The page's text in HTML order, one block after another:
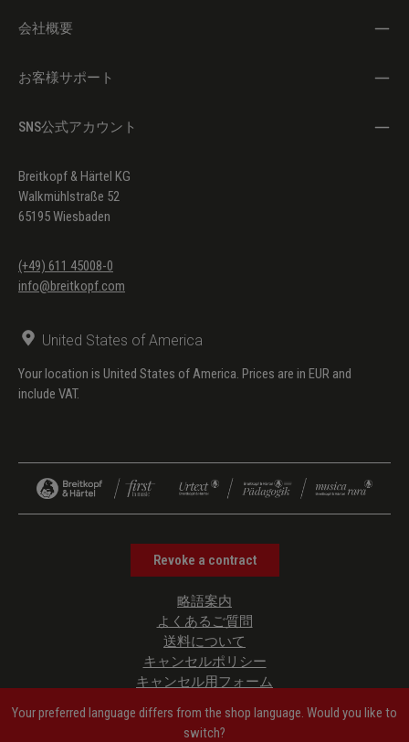
会社概要
お客様サポート
SNS公式アカウント
Breitkopf & Härtel KG
Walkmühlstraße 52
65195 Wiesbaden
(+49) 611 45008-0
info@breitkopf.com
United States of America
Your location is United States of America. Prices are in EUR and
include VAT.
Revoke a contract
略語案内
よくあるご質問
送料について
キャンセルポリシー
キャンセル用フォーム
ご利用規約
Your preferred language differs from the shop language. Would you like to
switch?